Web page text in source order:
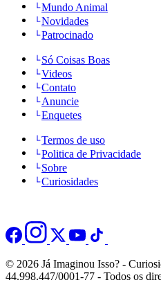
Mundo Animal
Novidades
Patrocinado
Só Coisas Boas
Videos
Contato
Anuncie
Enquetes
Termos de uso
Politica de Privacidade
Sobre
Curiosidades
© 2026 Já Imaginou Isso? -
44.998.447/0001-77 - Todos os